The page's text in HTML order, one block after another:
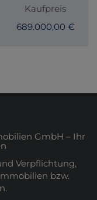
Kaufpreis
689.000,00 €
GmbH – Ihr
Verpflichtung,
bzw.